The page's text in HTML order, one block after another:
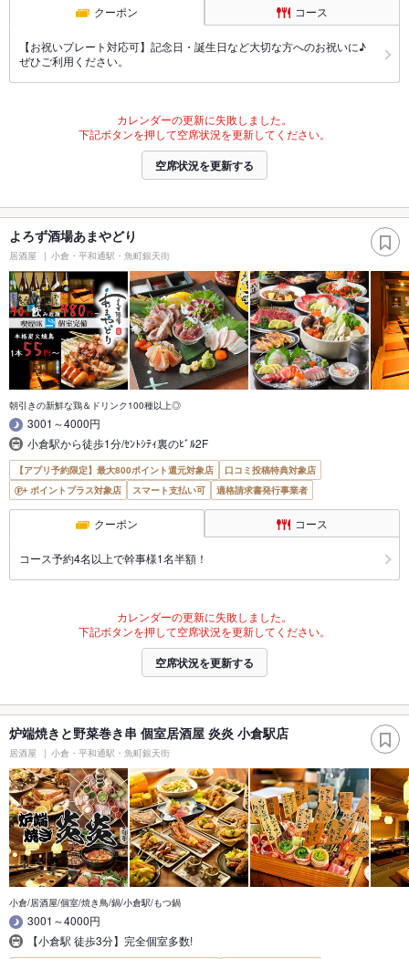
クーポン コース
【お祝いプレート対応可】記念日・誕生日など大切な方へのお祝いに♪
ぜひご利用ください。
カレンダーの更新に失敗しました。
下記ボタンを押して空席状況を更新してください。
空席状況を更新する
よろず酒場あまやどり
居酒屋 小倉・平和通駅・魚町銀天街
朝引きの新鮮な鶏＆ドリンク100種以上◎
3001～4000円
小倉駅から徒歩1分/ｾﾝﾄｼﾃｨ裏のﾋﾞﾙ2F
【アプリ予約限定】最大800ポイント還元対象店
口コミ投稿特典対象店
ポイントプラス対象店
スマート支払い可 適格請求書発行事業者
クーポン コース
コース予約4名以上で幹事様1名半額！
カレンダーの更新に失敗しました。
下記ボタンを押して空席状況を更新してください。
空席状況を更新する
炉端焼きと野菜巻き串 個室居酒屋 炎炎 小倉駅店
居酒屋 小倉・平和通駅・魚町銀天街
小倉/居酒屋/個室/焼き鳥/鍋/小倉駅/もつ鍋
3001～4000円
【小倉駅 徒歩3分】完全個室多数!